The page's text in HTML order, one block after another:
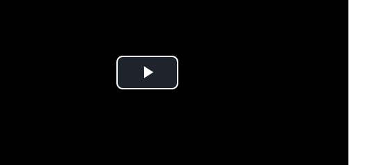
Play